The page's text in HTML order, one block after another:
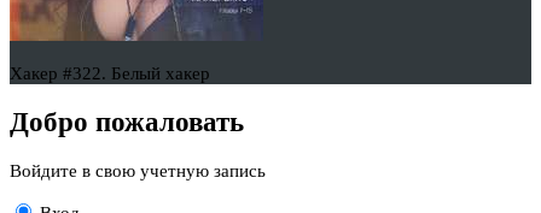
Хакер #322. Белый хакер
Добро пожаловать
Войдите в свою учетную запись